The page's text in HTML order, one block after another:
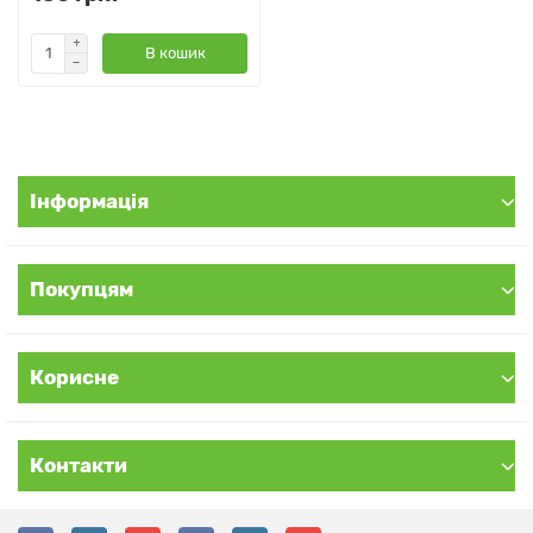
В кошик
Інформація
Покупцям
Корисне
Контакти